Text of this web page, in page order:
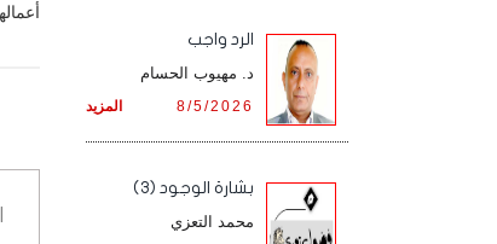
الرد واجب
د. مهيوب الحسام
المزيد 8/5/2026
بشارة الوجود (3)
محمد التعزي